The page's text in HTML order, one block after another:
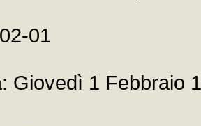
01
Giovedì 1 Febbraio